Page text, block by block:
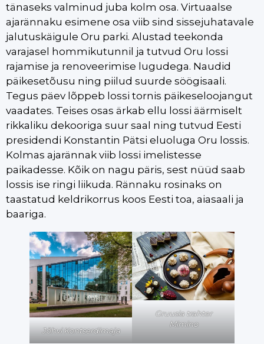
tänaseks valminud juba kolm osa. Virtuaalse
ajarännaku esimene osa viib sind sissejuhatavale
jalutuskäigule Oru parki. Alustad teekonda
varajasel hommikutunnil ja tutvud Oru lossi
rajamise ja renoveerimise lugudega. Naudid
päikesetõusu ning piilud suurde söögisaali.
Tegus päev lõppeb lossi tornis päikeseloojangut
vaadates. Teises osas ärkab ellu lossi äärmiselt
rikkaliku dekooriga suur saal ning tutvud Eesti
presidendi Konstantin Pätsi eluoluga Oru lossis.
Kolmas ajarännak viib lossi imelistesse
paikadesse. Kõik on nagu päris, sest nüüd saab
lossis ise ringi liikuda. Rännaku rosinaks on
taastatud keldrikorrus koos Eesti toa, aiasaali ja
baariga.
Jõhvi Kontserdimaja
Gruusia trahter
Mimino